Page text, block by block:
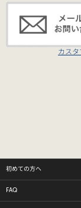
カス
初めての方へ
FAQ